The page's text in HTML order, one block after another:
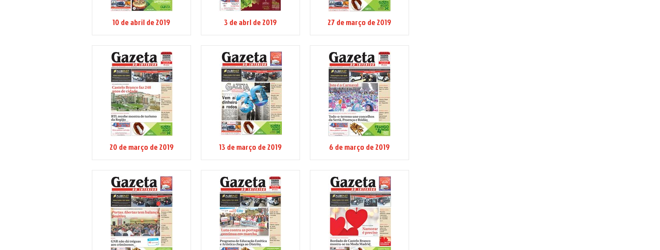
10 de abril de 2019 3 de abrl de 2019 27 de março de 2019
20 de março de 2019 13 de março de 2019 6 de março de 2019